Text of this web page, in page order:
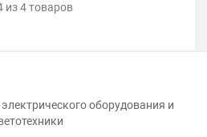
из 4 товаров
оборудования и